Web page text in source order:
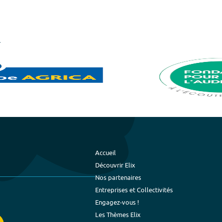
Accueil
Découvrir Elix
Nos partenaires
Entreprises et Collectivités
Engagez-vous !
Les Thèmes Elix